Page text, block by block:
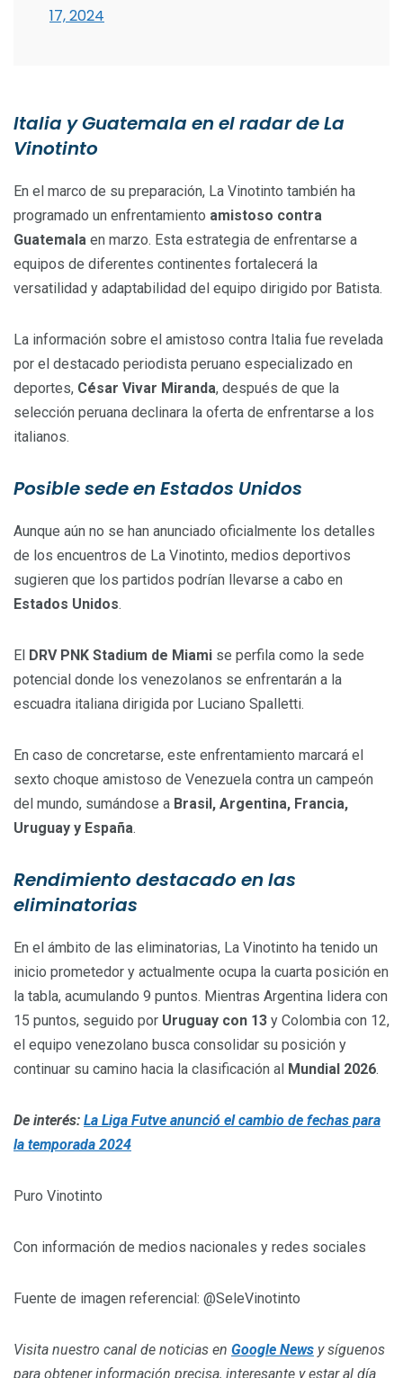
17, 2024
Italia y Guatemala en el radar de La
Vinotinto
En el marco de su preparación, La Vinotinto también ha
programado un enfrentamiento amistoso contra
Guatemala en marzo. Esta estrategia de enfrentarse a
equipos de diferentes continentes fortalecerá la
versatilidad y adaptabilidad del equipo dirigido por Batista.
La información sobre el amistoso contra Italia fue revelada
por el destacado periodista peruano especializado en
deportes, César Vivar Miranda, después de que la
selección peruana declinara la oferta de enfrentarse a los
italianos.
Posible sede en Estados Unidos
Aunque aún no se han anunciado oficialmente los detalles
de los encuentros de La Vinotinto, medios deportivos
sugieren que los partidos podrían llevarse a cabo en
Estados Unidos.
El DRV PNK Stadium de Miami se perfila como la sede
potencial donde los venezolanos se enfrentarán a la
escuadra italiana dirigida por Luciano Spalletti.
En caso de concretarse, este enfrentamiento marcará el
sexto choque amistoso de Venezuela contra un campeón
del mundo, sumándose a Brasil, Argentina, Francia,
Uruguay y España.
Rendimiento destacado en las
eliminatorias
En el ámbito de las eliminatorias, La Vinotinto ha tenido un
inicio prometedor y actualmente ocupa la cuarta posición en
la tabla, acumulando 9 puntos. Mientras Argentina lidera con
15 puntos, seguido por Uruguay con 13 y Colombia con 12,
el equipo venezolano busca consolidar su posición y
continuar su camino hacia la clasificación al Mundial 2026.
De interés: La Liga Futve anunció el cambio de fechas para
la temporada 2024
Puro Vinotinto
Con información de medios nacionales y redes sociales
Fuente de imagen referencial: @SeleVinotinto
Visita nuestro canal de noticias en Google News y síguenos
para obtener información precisa, interesante y estar al día